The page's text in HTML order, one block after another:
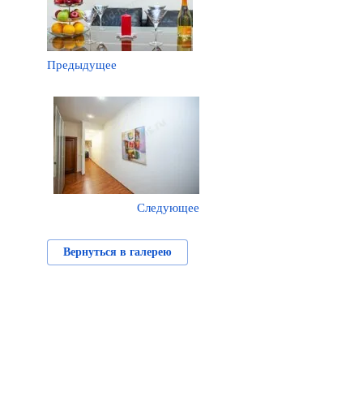
Предыдущее
Следующее
Вернуться в галерею